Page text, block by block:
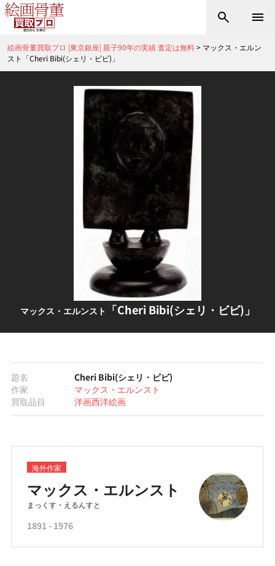
絵画骨董買取プロ |東京銀座| 親子90年の実績 査定は無料> マックス・エルン
スト「Cheri Bibi(シェリ・ビビ)」
マックス・エルンスト 「Cheri Bibi(シェリ・ビビ)」
題名
Cheri Bibi(シェリ・ビビ)
作家
マックス・エルンスト
買取品目
洋画西洋絵画
海外作家
マックス・エルンスト
まっくす・えるんすと
1891 - 1976